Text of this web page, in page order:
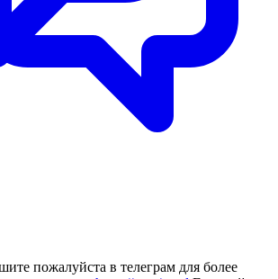
пожалуйста в телеграм для более